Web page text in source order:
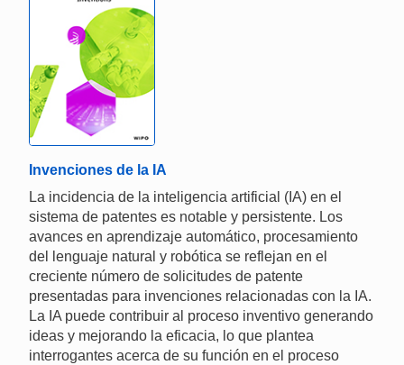
Invenciones de la IA
La incidencia de la inteligencia artificial (IA) en el
sistema de patentes es notable y persistente. Los
avances en aprendizaje automático, procesamiento
del lenguaje natural y robótica se reflejan en el
creciente número de solicitudes de patente
presentadas para invenciones relacionadas con la IA.
La IA puede contribuir al proceso inventivo generando
ideas y mejorando la eficacia, lo que plantea
interrogantes acerca de su función en el proceso